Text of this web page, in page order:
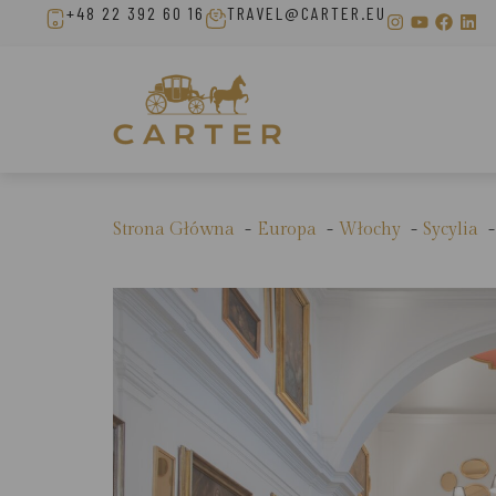
+48 22 392 60 16 TRAVEL@CARTER.EU
Strona Główna Europa Włochy Sycylia